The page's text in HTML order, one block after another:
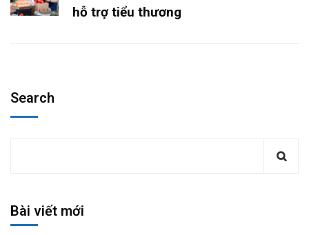
hỗ trợ tiểu thương
Search
Bài viết mới